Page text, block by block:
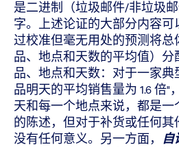
是二进制（垃圾邮件/非垃圾
字。上述论证的大部分内容
过校准但毫无用处的预测将总
品、地点和天数的平均值）分
品、地点和天数：对于一家典
品明天的平均销售量为 1.6 倍"
天和每一个地点来说，都是
的陈述，但对于补货或任何
没有任何意义。另一方面，
自